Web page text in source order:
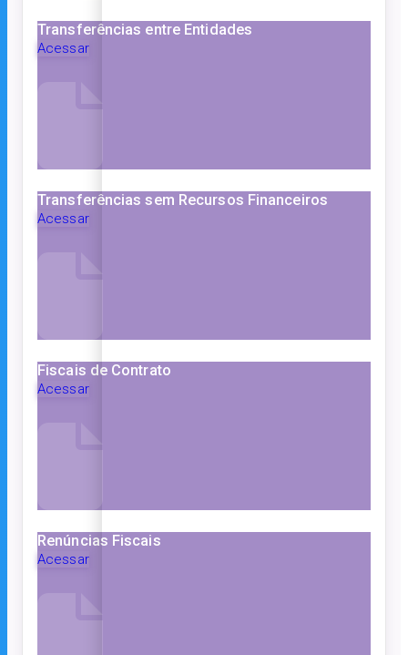
Transferências entre Entidades
Acessar
Transferências sem Recursos Financeiros
Acessar
Fiscais de Contrato
Acessar
Renúncias Fiscais
Acessar